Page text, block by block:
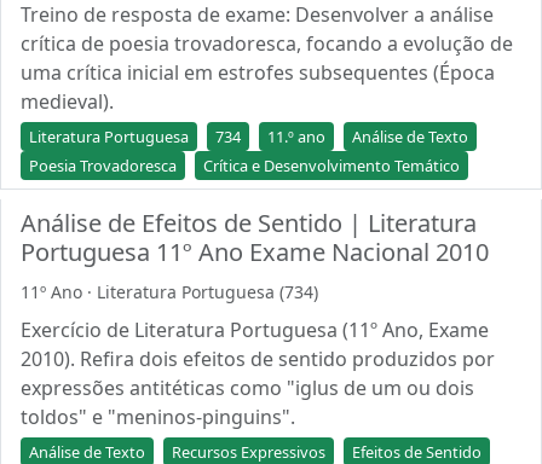
Treino de resposta de exame: Desenvolver a análise
crítica de poesia trovadoresca, focando a evolução de
uma crítica inicial em estrofes subsequentes (Época
medieval).
Literatura Portuguesa 734 11.º ano
Análise de Texto
Poesia Trovadoresca
Crítica e Desenvolvimento Temático
Análise de Efeitos de Sentido | Literatura
Portuguesa 11º Ano Exame Nacional 2010
11º Ano · Literatura Portuguesa (734)
Exercício de Literatura Portuguesa (11º Ano, Exame
2010). Refira dois efeitos de sentido produzidos por
expressões antitéticas como "iglus de um ou dois
toldos" e "meninos-pinguins".
Análise de Texto Recursos Expressivos
Efeitos de Sentido